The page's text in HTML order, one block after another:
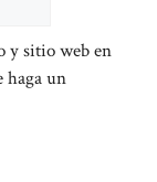
y sitio web en
haga un